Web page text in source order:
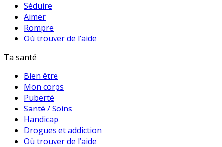
Séduire
Aimer
Rompre
Où trouver de l’aide
Ta santé
Bien être
Mon corps
Puberté
Santé / Soins
Handicap
Drogues et addiction
Où trouver de l’aide